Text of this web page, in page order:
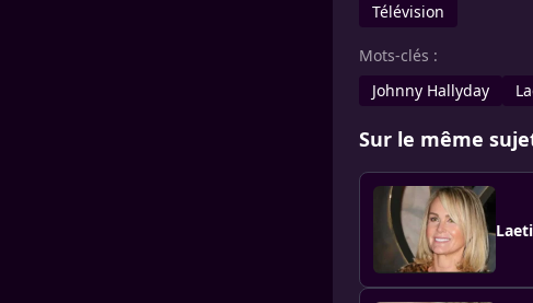
Télévision
Mots-clés :
Johnny Hallyday
Sur le même